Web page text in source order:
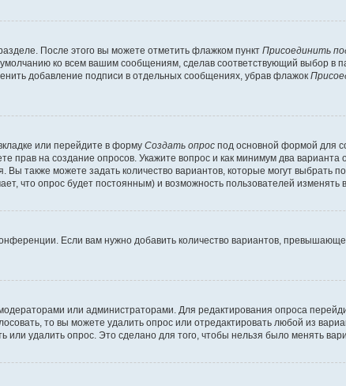
После этого вы можете отметить флажком пункт Присоединить
ко всем вашим сообщениям, сделав соответствующий выбор в
добавление подписи в отдельных сообщениях, убрав флажок
или перейдите в форму Создать опрос под основной формой для
прав на создание опросов. Укажите вопрос и как минимум два варианта
также можете задать количество вариантов, которые могут выбрать
что опрос будет постоянным) и возможность пользователей изменять
Если вам нужно добавить количество вариантов,
или администраторами. Для редактирования опроса
то вы можете удалить опрос или отредактировать любой из
удалить опрос. Это сделано для того, чтобы нельзя было менять